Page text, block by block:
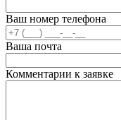
Ваш номер телефона
Ваша почта
Комментарии к заявке